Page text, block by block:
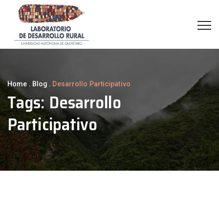
Home . Blog . Desarrollo Participativo
Tags:Desarrollo
Participativo